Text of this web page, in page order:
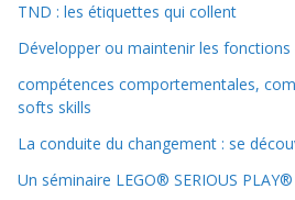
TND : les étiquettes qui collent
Développer ou maintenir les
compétences comportementales,
softs skills
La conduite du changement : se
Un séminaire LEGO® SERIOUS